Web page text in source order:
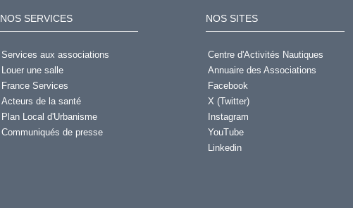
NOS SERVICES
Services aux associations
Louer une salle
France Services
Acteurs de la santé
Plan Local d'Urbanisme
Communiqués de presse
NOS SITES
Centre d'Activités Nautiques
Annuaire des Associations
Facebook
X (Twitter)
Instagram
YouTube
Linkedin